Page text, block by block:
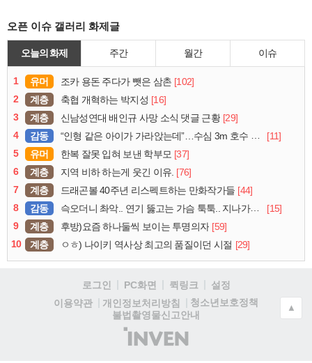
오픈 이슈 갤러리 화제글
오늘의 화제 주간 월간 이슈
1 유머 조카 용돈 주다가 뺏은 삼촌 [102]
2
계층 축협 개혁하는 박지성 [16]
3
계층 신남성연대 배인규 사망 소식 댓글 근황 [29]
4
감동 “인형 같은 아이가 가라앉는데”…수심 3m 호수 뛰어든 60대 의인
[11]
5
유머 한복 잘못 입혀 보낸 학부모 [37]
6
계층 지역 비하 하는게 웃긴 이유. [76]
7
계층 드래곤볼 40주년 리스펙트하는 만화작가들 [44]
8
감동 슥오더니 촤악.. 연기 뚫고는 가슴 툭툭.. 지나가던 아재의 정체
[15]
9
계층 후방)요즘 하나둘씩 보이는 투명의자 [59]
10
계층 ㅇㅎ) 나이키 역사상 최고의 품질이던 시절 [29]
로그인 PC화면 퀵링크
설정
이용약관
개인정보처리방침
청소년보호정책
불법촬영물신고안내
(주)
인
▲